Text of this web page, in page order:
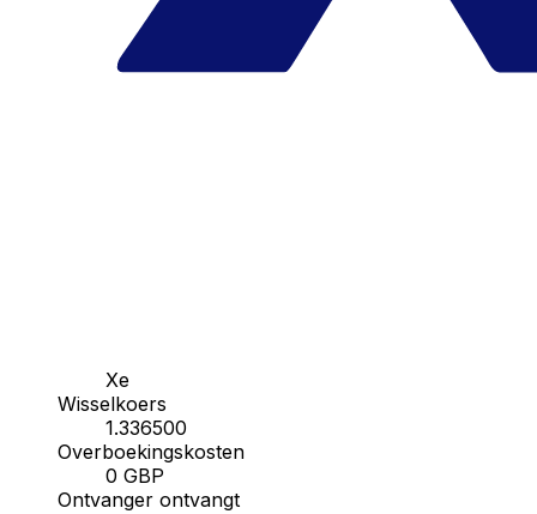
Xe
Wisselkoers
1.336500
Overboekingskosten
0 GBP
Ontvanger ontvangt